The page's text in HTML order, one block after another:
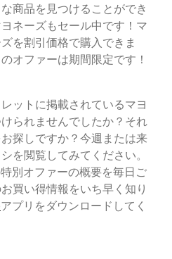
商品を見つけることができ
ネーズもセール中です！マ
を割引価格で購入できま
オファーは期間限定です！
ットに掲載されているマヨ
られませんでしたか？それ
探しですか？今週または来
を閲覧してみてください。
別オファーの概要を毎日ご
買い得情報をいち早く知り
アプリをダウンロードしてく